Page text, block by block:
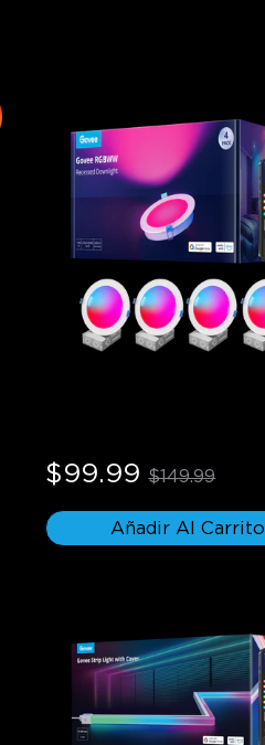
$99.99 $149.99
Añadir Al Carrito